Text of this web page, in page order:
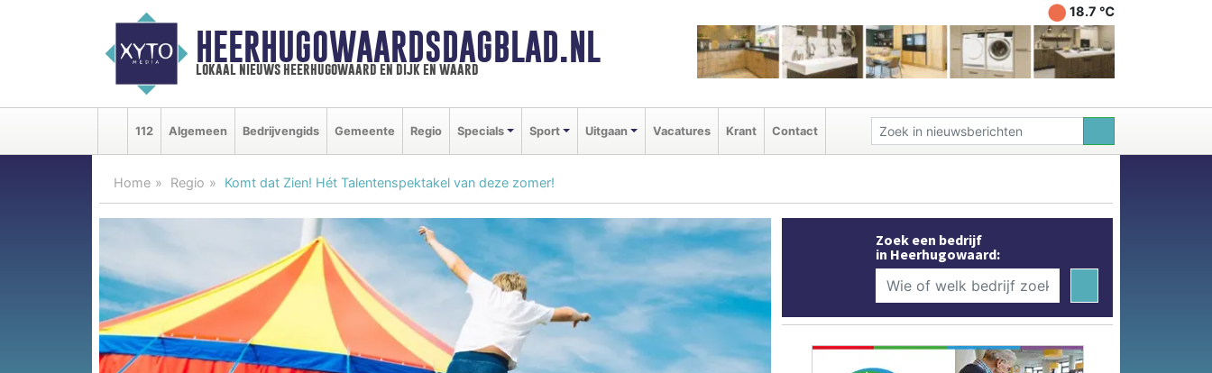
HEERHUGOWAARDSDAGBLAD.NL
lokaal nieuws heerhugowaard en dijk en waard
18.7 ℃
112 Algemeen Bedrijvengids Gemeente Regio Specials Sport Uitgaan Vacatures Krant Contact
Home Regio Komt dat Zien! Hét Talentenspektakel van deze zomer!
Zoek een bedrijf
in Heerhugowaard: